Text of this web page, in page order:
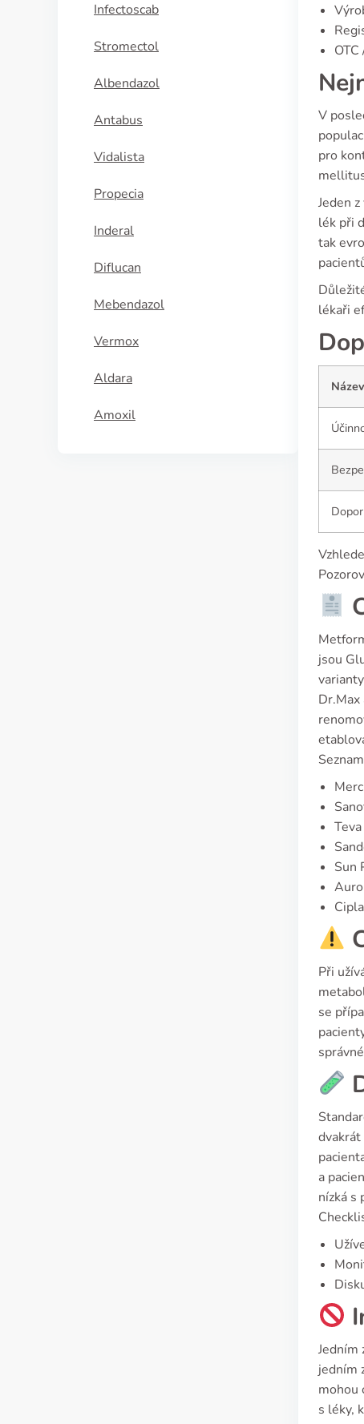
Infectoscab
Stromectol
Albendazol
Antabus
Vidalista
Propecia
Inderal
Diflucan
Mebendazol
Vermox
Aldara
Amoxil
V
pro
Jeden
lék při
tak
lékaři
jsou
Teva
Sun
Cipla
Při
se
a
nízká s
Jedním
jedním
mohou
s léky,